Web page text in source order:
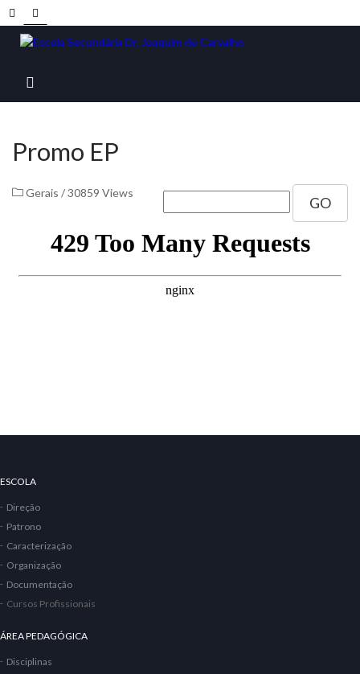
Promo EP
Gerais /30859 Views
GO
ESCOLA
Direção
Patrono
Caracterização
Organização
Documentação
Cursos Profissionais
ÁREA PEDAGÓGICA
Disciplinas